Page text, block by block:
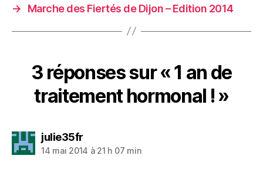
→
Marche des Fiertés de Dijon – Edition 2014
3 réponses sur « 1 an de
traitement hormonal ! »
julie35frdit :
14 mai 2014 à 21 h 07 min